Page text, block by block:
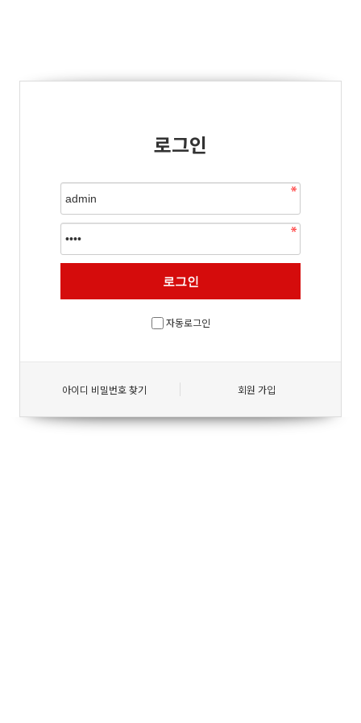
로그인
자동로그인
아이디 비밀번호 찾기 회원 가입